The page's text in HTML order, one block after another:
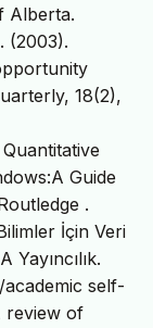
Alberta.
(2003).
18(2),
Guide
.
İçin Veri
Yayıncılık.
self-
review of